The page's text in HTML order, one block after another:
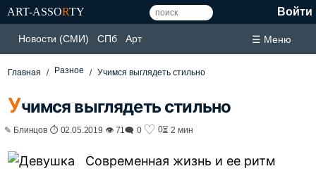
ART-ASSORTY Войти
Новости (СМИ) СПб Арт ☰ Меню
Главная Разное Учимся выглядеть стильно
Учимся выглядеть стильно
✎ Блинцов ⏱ 02.05.2019 👁 71🗨 0 ♡ 0⏳ 2 мин
Современная жизнь и ее ритм